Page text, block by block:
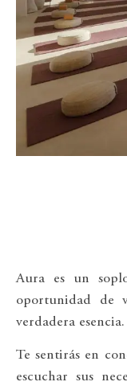
Aura es un
oportunidad de
verdadera esencia.
Te sentirás en
escuchar sus